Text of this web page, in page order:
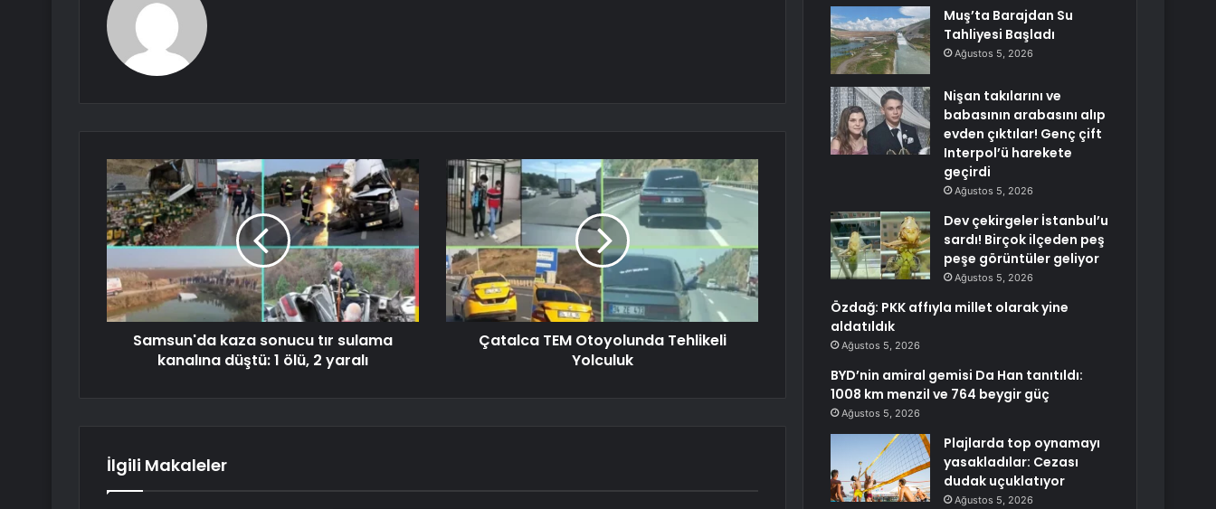
Samsun'da kaza sonucu tır sulama
kanalına düştü: 1 ölü, 2 yaralı
Çatalca TEM Otoyolunda Tehlikeli
Yolculuk
İlgili Makaleler
Muş’ta Barajdan Su
Tahliyesi Başladı
Ağustos 5, 2026
Nişan takılarını ve
babasının arabasını alıp
evden çıktılar! Genç çift
Interpol’ü harekete
geçirdi
Ağustos 5, 2026
Dev çekirgeler İstanbul’u
sardı! Birçok ilçeden peş
peşe görüntüler geliyor
Ağustos 5, 2026
Özdağ: PKK affıyla millet olarak yine
aldatıldık
Ağustos 5, 2026
BYD’nin amiral gemisi Da Han tanıtıldı:
1008 km menzil ve 764 beygir güç
Ağustos 5, 2026
Plajlarda top oynamayı
yasakladılar: Cezası
dudak uçuklatıyor
Ağustos 5, 2026